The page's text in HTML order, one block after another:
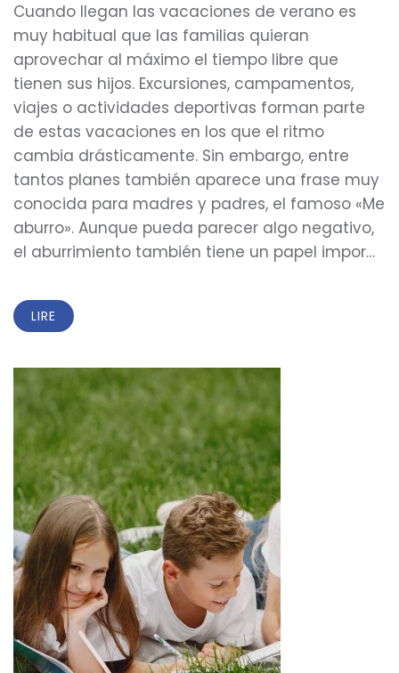
Cuando llegan las vacaciones de verano es
muy habitual que las familias quieran
aprovechar al máximo el tiempo libre que
tienen sus hijos. Excursiones, campamentos,
viajes o actividades deportivas forman parte
de estas vacaciones en los que el ritmo
cambia drásticamente. Sin embargo, entre
tantos planes también aparece una frase muy
conocida para madres y padres, el famoso «Me
aburro». Aunque pueda parecer algo negativo,
el aburrimiento también tiene un papel impor…
LIRE